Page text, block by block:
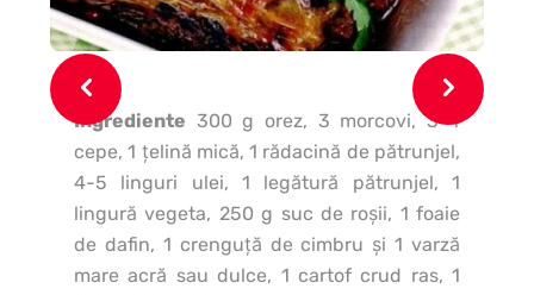
Ingrediente 300 g orez, 3 morcovi, 3-4
cepe, 1 ţelină mică, 1 rădacină de pătrunjel,
4-5 linguri ulei, 1 legătură pătrunjel, 1
lingură vegeta, 250 g suc de roşii, 1 foaie
de dafin, 1 crenguţă de cimbru şi 1 varză
mare acră sau dulce, 1 cartof crud ras, 1